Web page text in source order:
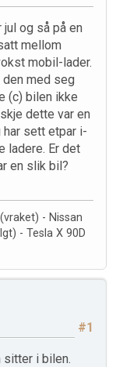
og så på en
mellom
mobil-lader.
den med seg
(c) bilen ikke
dette var en
sett etpar i-
ladere. Er det
en slik bil?
- Nissan
- Tesla X 90D
#1
sitter i bilen.